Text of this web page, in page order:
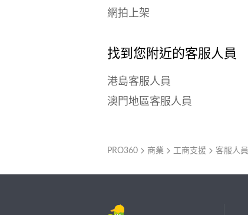
網拍上架
找到您附近的客服人員
港島客服人員
澳門地區客服人員
PRO360 商業 工商支援 客服人員